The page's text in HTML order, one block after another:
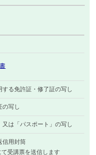
する免許証・修了証の写し
の写し
又は「パスポート」の写し
信用封筒
受講票を送信します